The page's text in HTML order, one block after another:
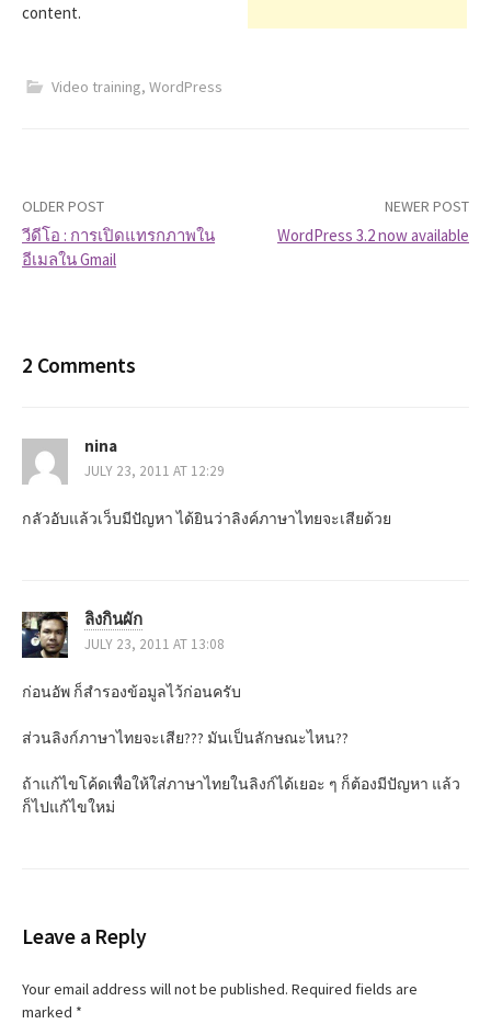
o
content.
Video training, WordPress
P
s
n
g
a
o
OLDER POST
วีดีโอ : การเปิดแทรกภาพใน
อีเมลใน Gmail
NEWER POST
WordPress 3.2 now available
2 Comments
nina
JULY 23, 2011 AT 12:29
กลัวอับแล้วเว็บมีปัญหา ได้ยินว่าลิงค์ภาษาไทยจะเสียด้วย
ลิงกินผัก
JULY 23, 2011 AT 13:08
ก่อนอัพ ก็สำรองข้อมูลไว้ก่อนครับ
ส่วนลิงก์ภาษาไทยจะเสีย??? มันเป็นลักษณะไหน??
ถ้าแก้ไขโค้ดเพื่อให้ใส่ภาษาไทยในลิงก์ได้เยอะ ๆ ก็ต้องมีปัญหา แล้ว
ก็ไปแก้ไขใหม่
Leave a Reply
Your email address will not be published. Required fields are
marked *